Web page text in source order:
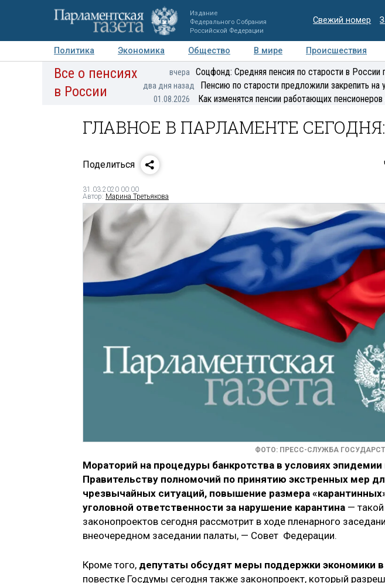
Издание
Федерального Собрания
Российской Федерации
Свежий номер
Политика Экономика Общество В мире Происшествия
Авторы Персоны Мнения Регионы Медиацентр
Все о пенсиях
в России
вчера Соцфонд: Средняя пенсия по старости в России
два дня назад Пенсию по старости предложили закрепить на
01.08.2026 Как изменятся пенсии работающих пенсионеров
ГЛАВНОЕ В ПАРЛАМЕНТЕ СЕГОДНЯ:
Поделиться
31.03.2020 00:00
Автор: Марина Третьякова
ФОТО: ПРЕСС-СЛУЖБА
Мораторий на процедуры банкротства в условиях
Правительству полномочий по принятию экстренных мер
чрезвычайных ситуаций, повышение размера
уголовной ответственности за нарушение карантина — такой
законопроектов сегодня рассмотрит в ходе пленарного
внеочередном заседании палаты, — Совет Федерации.
Кроме того, депутаты обсудят меры поддержки экономики
повестке Госдумы сегодня также законопроект, который